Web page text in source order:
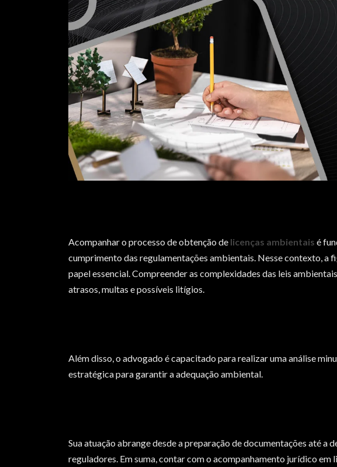
Acompanhar o processo de obtenção de licenças ambientais é
cumprimento das regulamentações ambientais. Nesse contexto, a
papel essencial. Compreender as complexidades das leis
atrasos, multas e possíveis litígios.
Além disso, o advogado é capacitado para realizar uma análise
estratégica para garantir a adequação ambiental.
Sua atuação abrange desde a preparação de documentações até a
reguladores. Em suma, contar com o acompanhamento jurídico